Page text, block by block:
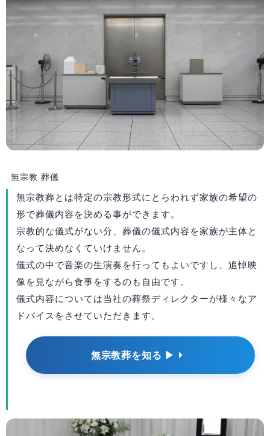
無宗教 葬儀
無宗教葬とは特定の宗教形式にとらわれず家族の希望の
形で葬儀内容を決める事ができます。
宗教的な儀式がない分、葬儀の儀式内容を家族が主体と
なって決めなくていけません。
儀式の中で音楽の生演奏を行ってもよいですし、追悼映
像を見ながら食事をするのも自由です。
儀式内容については当社の葬祭ディレクターが様々なア
ドバイスをさせていただきます。
無宗教葬を知る ▶